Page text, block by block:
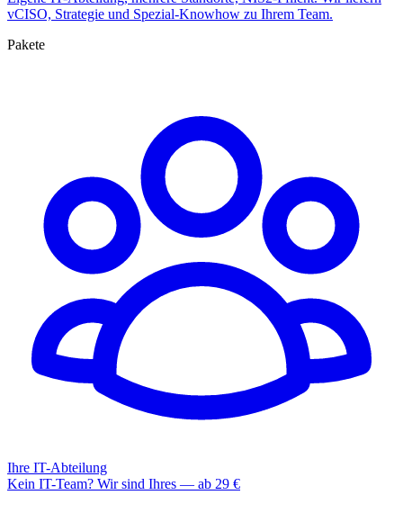
vCISO, Strategie und Spezial-Knowhow zu Ihrem Team.
Pakete
Ihre IT-Abteilung
Kein IT-Team? Wir sind Ihres — ab 29 €